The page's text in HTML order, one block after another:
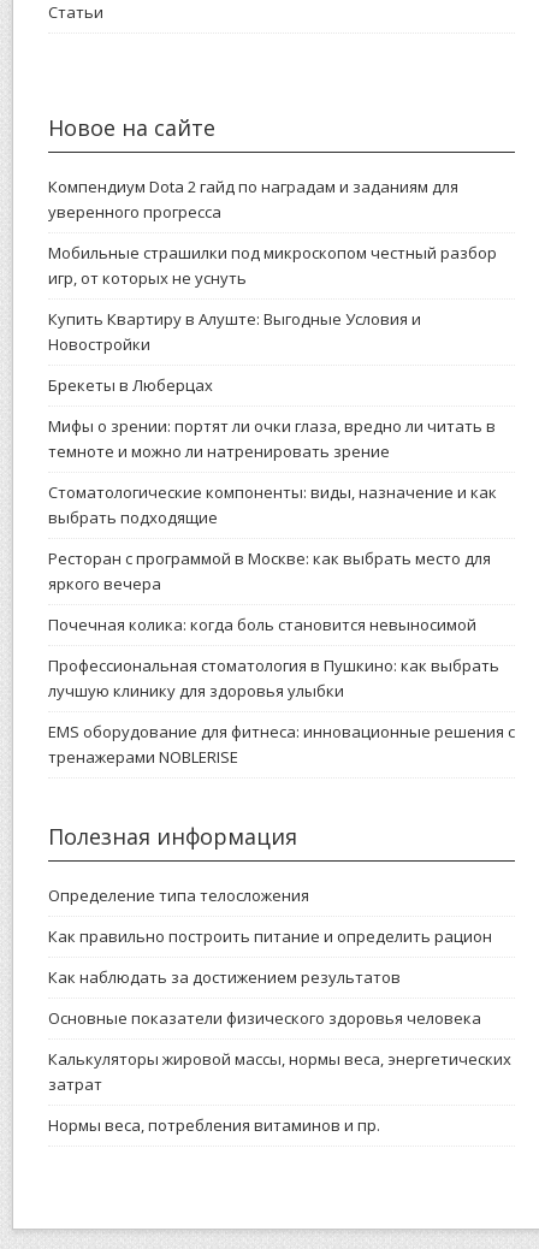
Статьи
Новое на сайте
Компендиум Dota 2 гайд по наградам и заданиям для
уверенного прогресса
Мобильные страшилки под микроскопом честный разбор
игр, от которых не уснуть
Купить Квартиру в Алуште: Выгодные Условия и
Новостройки
Брекеты в Люберцах
Мифы о зрении: портят ли очки глаза, вредно ли читать в
темноте и можно ли натренировать зрение
Стоматологические компоненты: виды, назначение и как
выбрать подходящие
Ресторан с программой в Москве: как выбрать место для
яркого вечера
Почечная колика: когда боль становится невыносимой
Профессиональная стоматология в Пушкино: как выбрать
лучшую клинику для здоровья улыбки
EMS оборудование для фитнеса: инновационные решения с
тренажерами NOBLERISE
Полезная информация
Определение типа телосложения
Как правильно построить питание и определить рацион
Как наблюдать за достижением результатов
Основные показатели физического здоровья человека
Калькуляторы жировой массы, нормы веса, энергетических
затрат
Нормы веса, потребления витаминов и пр.